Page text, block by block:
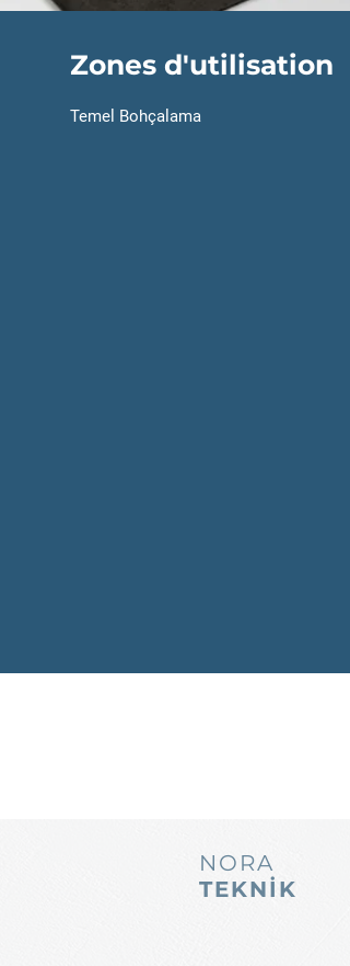
Zones d'utilisation
Temel Bohçalama
NORA
TEKNİK